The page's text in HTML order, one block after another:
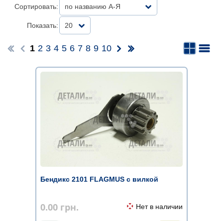
Сортировать: по названию А-Я
Показать: 20
1 2 3 4 5 6 7 8 9 10
Бендикс 2101 FLAGMUS с вилкой
0.00 грн. Нет в наличии